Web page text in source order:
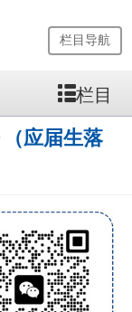
栏目导航
栏目
应届生落